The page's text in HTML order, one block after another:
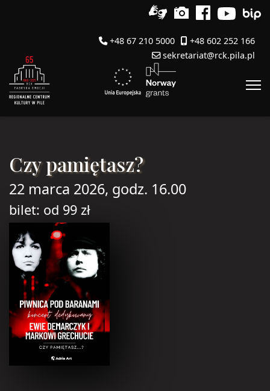
+48 67 210 5000
+48 602 252 166
sekretariat@rck.pila.pl
Czy pamiętasz?
22 marca 2026, godz. 16.00
bilet: od 99 zł